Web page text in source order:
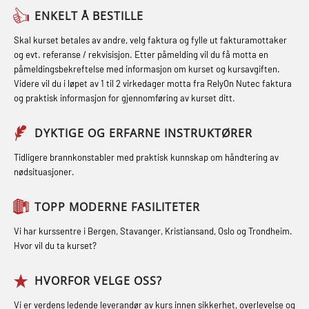
Fallsikring (FAR108)
Førstehjelp – repetisjon (OFA102)
Førstehjelp grunnkurs (OFABLE101)
GOC sertifikat grunnleggende
(GMDSS) (MRC101)
GOC sertifikat repetisjon (GMDSS)
(MRC102)
GSK Sikkerhetskurs offshore for
oljearbeidere (OBS1055)
GWO: BST – Offshore (Blended with
(MBSBLE021)
STCW kombi oppdatering offiserer
og med.behandling (MBS134)
STCW Kombi Oppdatering Offiserer
og Medisinsk Behandling med
Webinar (MBS1341)
STCW Oppdatering for offiserer 24 t
(MBS114)
STCW Medisinsk førstehjelp (MFA1081)
STCW Medisinsk førstehjelp
oppdatering (MBSBLE025)
STCW Oppdatering Medisinsk
inkl. brannslukning (FSC121)
Hjertestarter brukerkurs (OFA107)
Røykdykking industrivern –
repetisjon (LFI105)
oppdrettsanlegg (LBS100)
Ulykkesgransking – Webinar (LSP103)
(LFI100)
ENKELT Å BESTILLE
Skal kurset betales av andre, velg faktura og fylle ut fakturamottaker
og evt. referanse / rekvisisjon. Etter påmelding vil du få motta en
påmeldingsbekreftelse med informasjon om kurset og kursavgiften.
Videre vil du i løpet av 1 til 2 virkedager motta fra RelyOn Nutec faktura
og praktisk informasjon for gjennomføring av kurset ditt.
DYKTIGE OG ERFARNE INSTRUKTØRER
Tidligere brannkonstabler med praktisk kunnskap om håndtering av
nødsituasjoner.
TOPP MODERNE FASILITETER
Vi har kurssentre i Bergen, Stavanger, Kristiansand, Oslo og Trondheim.
Hvor vil du ta kurset?
HVORFOR VELGE OSS?
Vi er verdens ledende leverandør av kurs innen sikkerhet, overlevelse og